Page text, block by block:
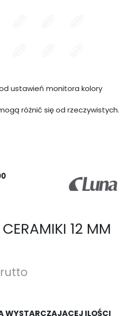
ustawień monitora kolory
różnić się od rzeczywistych.
12 MM
WYSTARCZAJĄCEJ ILOŚCI